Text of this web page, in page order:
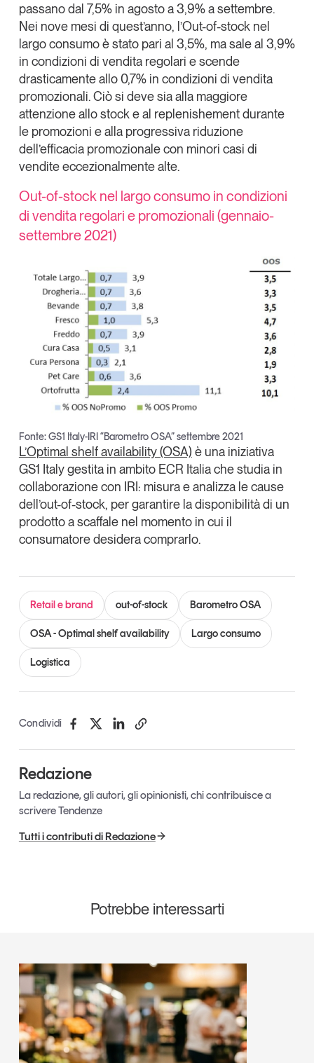
GS1 Italy
passano dal 7,5% in agosto a 3,9% a settembre.
Nei nove mesi di quest’anno, l’Out-of-stock nel
largo consumo è stato pari al 3,5%, ma sale al 3,9%
in condizioni di vendita regolari e scende
drasticamente allo 0,7% in condizioni di vendita
promozionali. Ciò si deve sia alla maggiore
attenzione allo stock e al replenishement durante
le promozioni e alla progressiva riduzione
dell’efficacia promozionale con minori casi di
vendite eccezionalmente alte.
Out-of-stock nel largo consumo in condizioni
di vendita regolari e promozionali (gennaio-
settembre 2021)
Fonte: GS1 Italy-IRI “Barometro OSA” settembre 2021
L’Optimal shelf availability (OSA) è una iniziativa
GS1 Italy gestita in ambito ECR Italia che studia in
collaborazione con IRI: misura e analizza le cause
dell’out-of-stock, per garantire la disponibilità di un
prodotto a scaffale nel momento in cui il
consumatore desidera comprarlo.
Retail e brand out-of-stock Barometro OSA
OSA - Optimal shelf availability Largo consumo
Logistica
Condividi
Redazione
La redazione, gli autori, gli opinionisti, chi contribuisce a
scrivere Tendenze
Tutti i contributi di Redazione
Potrebbe interessarti